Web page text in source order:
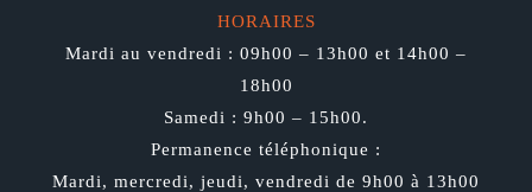
HORAIRES
Mardi au vendredi : 09h00 – 13h00 et 14h00 –
18h00
Samedi : 9h00 – 15h00.
Permanence téléphonique :
Mardi, mercredi, jeudi, vendredi de 9h00 à 13h00